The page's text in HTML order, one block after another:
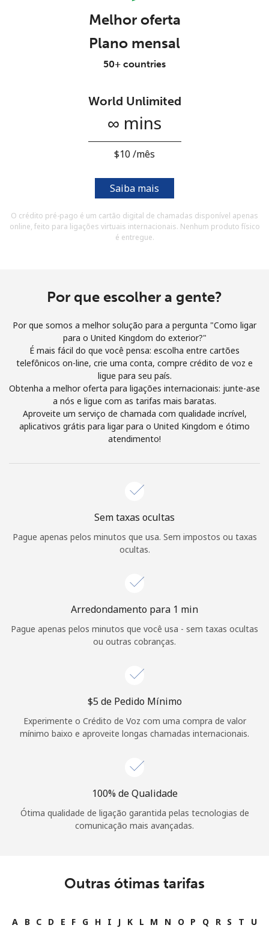
Entre
Olá!
Entre ouCADASTRE-SE AGORA →
Continuar com
Melhor oferta
Plano mensal
50+ countries
World Unlimited
∞ mins
⁦$10⁩ /mês
Saiba mais
O crédito pré-pago é um cartão digital de chamadas disponível apenas
online, feito para ligações virtuais internacionais. Nenhum produto físico
é entregue.
Por que escolher a gente?
Por que somos a melhor solução para a pergunta "Como ligar
para o United Kingdom do exterior?"
É mais fácil do que você pensa: escolha entre cartões
telefônicos on-line, crie uma conta, compre crédito de voz e
ligue para seu país.
Obtenha a melhor oferta para ligações internacionais: junte-ase
a nós e ligue com as tarifas mais baratas.
Aproveite um serviço de chamada com qualidade incrível,
aplicativos grátis para ligar para o United Kingdom e ótimo
atendimento!
Sem taxas ocultas
Pague apenas pelos minutos que usa. Sem impostos ou taxas
ocultas.
Arredondamento para 1 min
Pague apenas pelos minutos que você usa - sem taxas ocultas
ou outras cobranças.
⁦$5⁩ de Pedido Mínimo
Experimente o Crédito de Voz com uma compra de valor
mínimo baixo e aproveite longas chamadas internacionais.
100% de Qualidade
Ótima qualidade de ligação garantida pelas tecnologias de
comunicação mais avançadas.
Outras ótimas tarifas
A B C D E F G H I J K L M N O P Q R S T
U